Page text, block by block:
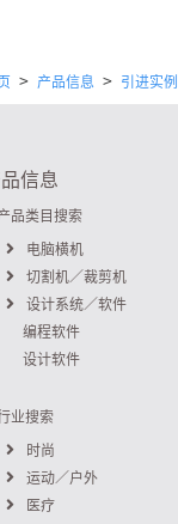
> 产品信息 > 引进实例
信息
品类目搜索
电脑横机
切割机／裁剪机
设计系统／软件
编程软件
设计软件
业搜索
时尚
运动／户外
医疗